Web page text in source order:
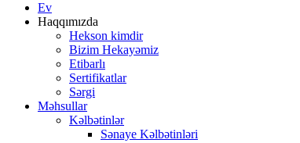
Ev
Haqqımızda
Hekson kimdir
Bizim Hekayəmiz
Etibarlı
Sertifikatlar
Sərgi
Məhsullar
Kəlbətinlər
Sənaye Kəlbətinləri